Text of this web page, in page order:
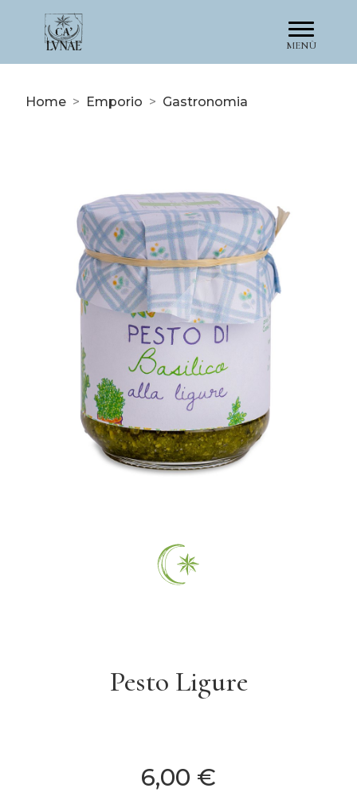
MENÙ
Home > Emporio > Gastronomia
Pesto Ligure
6,00 €